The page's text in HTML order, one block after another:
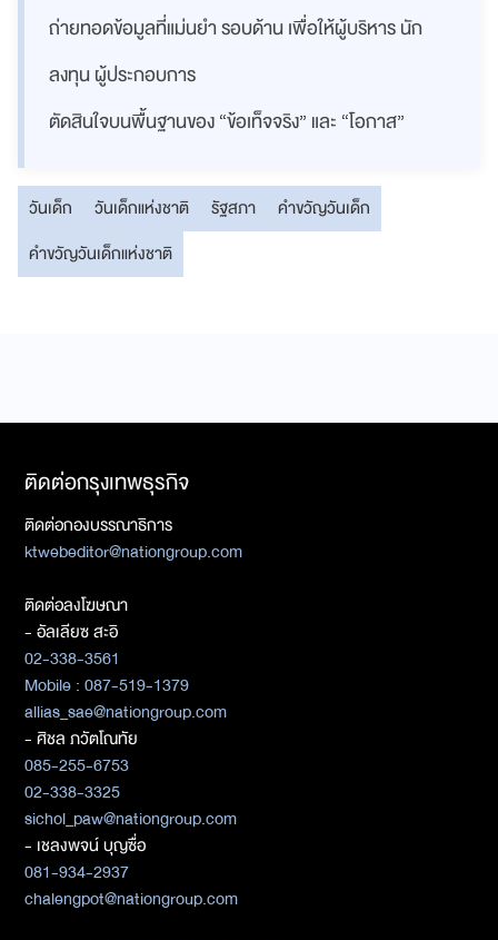
ถ่ายทอดข้อมูลที่แม่นยำ รอบด้าน เพื่อให้ผู้บริหาร นัก
ลงทุน ผู้ประกอบการ
ตัดสินใจบนพื้นฐานของ “ข้อเท็จจริง” และ “โอกาส”
วันเด็ก วันเด็กแห่งชาติ รัฐสภา
คำขวัญวันเด็ก
คำขวัญวันเด็กแห่งชาติ
ติดต่อกรุงเทพธุรกิจ
ติดต่อกองบรรณาธิการ
ktwebeditor@nationgroup.com
ติดต่อลงโฆษณา
- อัลเลียซ สะอิ
02-338-3561
Mobile : 087-519-1379
allias_sae@nationgroup.com
- ศิชล ภวัตโณทัย
085-255-6753
02-338-3325
sichol_paw@nationgroup.com
- เชลงพจน์ บุญซื่อ
081-934-2937
chalengpot@nationgroup.com